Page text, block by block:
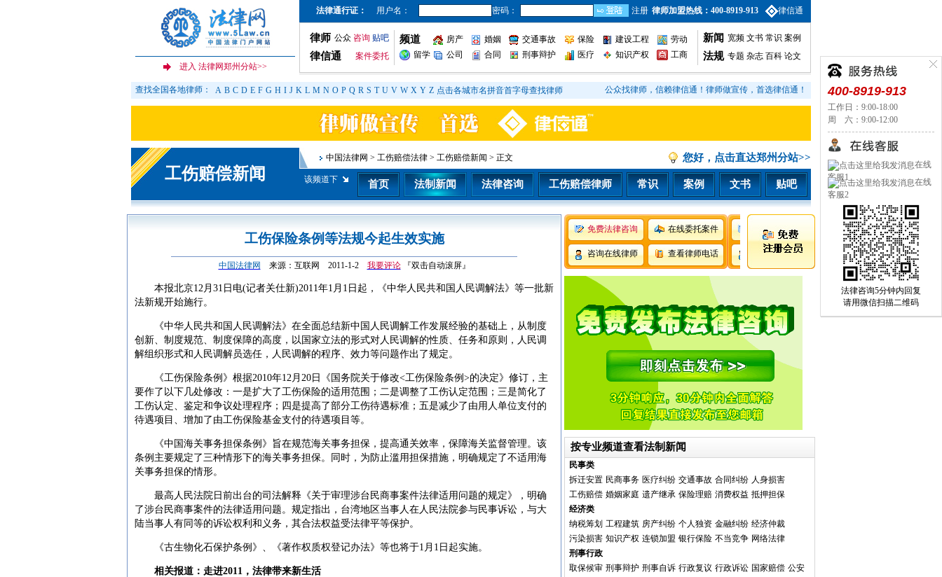
法律通行证： 用户名： 密码： 注册 律师加盟热线：400-8919-913 律信通
律师 公众 咨询 贴吧
律信通 案件委托
频道 房产 婚姻 交通事故 保险 建设工程
劳动
留学
公司 合同 刑事辩护 医疗 知识产权 工商
新闻 宽频 文书 常识 案例
法规 专题 杂志 百科论文
查找全国各地律师： A B C D E F G H I J K L M N O P Q R S T U V W X Y Z 点击各城市名拼音首字母查找律师 公众找律师，信赖律信通！律师做宣传，首选律信通！
工伤赔偿新闻
中国法律网 > 工伤赔偿法律 > 工伤赔偿新闻 > 正文 您好，点击直达郑州分站>>
该频道下 首页 法制新闻 法律咨询 工伤赔偿律师 常识 案例 文书 贴吧
工伤保险条例等法规今起生效实施
中国法律网 来源：互联网 2011-1-2 我要评论『双击自动滚屏』
本报北京12月31日电(记者关仕新)2011年1月1日起，《中华人民共和国人民调解法》等一批新
法新规开始施行。
《中华人民共和国人民调解法》在全面总结新中国人民调解工作发展经验的基础上，从制度
创新、制度规范、制度保障的高度，以国家立法的形式对人民调解的性质、任务和原则，人民调
解组织形式和人民调解员选任，人民调解的程序、效力等问题作出了规定。
《工伤保险条例》根据2010年12月20日《国务院关于修改<工伤保险条例>的决定》修订，主
要作了以下几处修改：一是扩大了工伤保险的适用范围；二是调整了工伤认定范围；三是简化了
工伤认定、鉴定和争议处理程序；四是提高了部分工伤待遇标准；五是减少了由用人单位支付的
待遇项目、增加了由工伤保险基金支付的待遇项目等。
《中国海关事务担保条例》旨在规范海关事务担保，提高通关效率，保障海关监督管理。该
条例主要规定了三种情形下的海关事务担保。同时，为防止滥用担保措施，明确规定了不适用海
关事务担保的情形。
最高人民法院日前出台的司法解释《关于审理涉台民商事案件法律适用问题的规定》，明确
了涉台民商事案件的法律适用问题。规定指出，台湾地区当事人在人民法院参与民事诉讼，与大
陆当事人有同等的诉讼权利和义务，其合法权益受法律平等保护。
《古生物化石保护条例》、《著作权质权登记办法》等也将于1月1日起实施。
相关报道：走进2011，法律带来新生活
免费法律咨询 在线委托案件
咨询在线律师 查看律师电话
按专业频道查看法制新闻
民事类
拆迁安置 民商事务 医疗纠纷 交通事故 合同纠纷 人身损害
工伤赔偿 婚姻家庭 遗产继承 保险理赔 消费权益 抵押担保
经济类
纳税筹划 工程建筑 房产纠纷 个人独资 金融纠纷 经济仲裁
污染损害 知识产权 连锁加盟 银行保险 不当竞争 网络法律
刑事行政
取保候审 刑事辩护 刑事自诉 行政复议 行政诉讼 国家赔偿 公安
400-8919-913
工作日：9:00-18:00
周 六：9:00-12:00
在线
客服1
在线
客服2
法律咨询5分钟内回复
请用微信扫描二维码